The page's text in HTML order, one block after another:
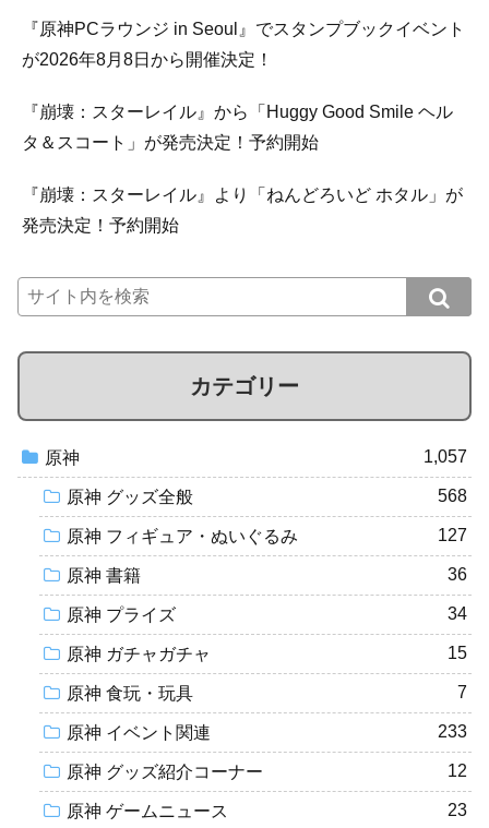
『原神PCラウンジ in Seoul』でスタンプブックイベント
が2026年8月8日から開催決定！
『崩壊：スターレイル』から「Huggy Good Smile ヘル
タ＆スコート」が発売決定！予約開始
『崩壊：スターレイル』より「ねんどろいど ホタル」が
発売決定！予約開始
カテゴリー
原神 1,057
原神 グッズ全般 568
原神 フィギュア・ぬいぐるみ 127
原神 書籍 36
原神 プライズ 34
原神 ガチャガチャ 15
原神 食玩・玩具 7
原神 イベント関連 233
原神 グッズ紹介コーナー 12
原神 ゲームニュース 23